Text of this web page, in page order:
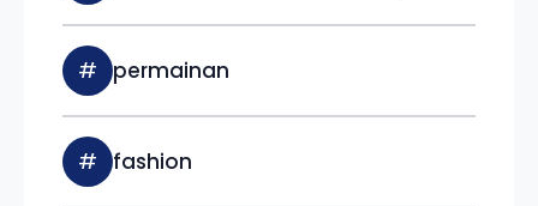
# permainan
# fashion